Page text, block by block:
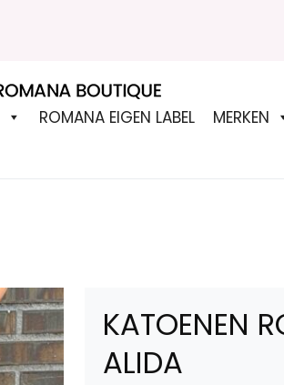
ROMANA BOUTIQUE
ROMANA EIGEN LABEL MERKEN
KATOENEN
ALIDA